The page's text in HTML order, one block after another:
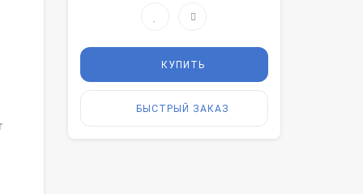
КУПИТЬ
БЫСТРЫЙ ЗАКАЗ